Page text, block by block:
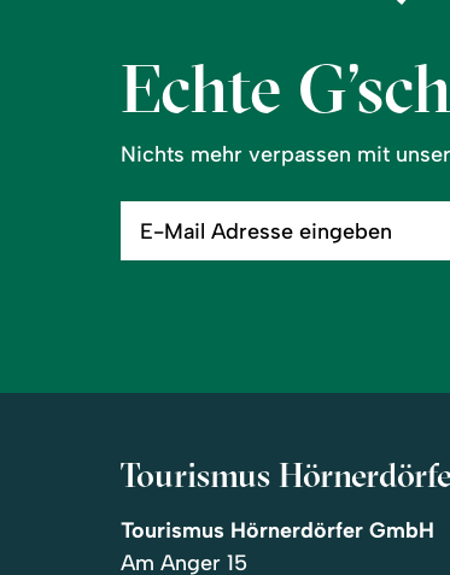
Echte
Nichts mehr verpassen mit
Mail
eingeben
Tourismus
Tourismus Hörnerdörfer GmbH
Am Anger 15